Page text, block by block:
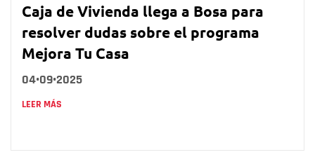
Caja de Vivienda llega a Bosa para
resolver dudas sobre el programa
Mejora Tu Casa
04•09•2025
LEER MÁS